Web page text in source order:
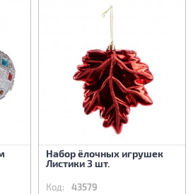
Набор ёлочных игрушек
Листики 3 шт.
Код: 43579